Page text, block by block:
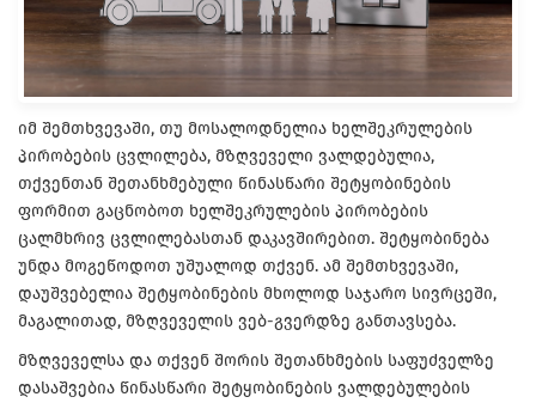
იმ შემთხვევაში, თუ მოსალოდნელია ხელშეკრულების
პირობების ცვლილება, მზღვეველი ვალდებულია,
თქვენთან შეთანხმებული წინასწარი შეტყობინების
ფორმით გაცნობოთ ხელშეკრულების პირობების
ცალმხრივ ცვლილებასთან დაკავშირებით. შეტყობინება
უნდა მოგეწოდოთ უშუალოდ თქვენ. ამ შემთხვევაში,
დაუშვებელია შეტყობინების მხოლოდ საჯარო სივრცეში,
მაგალითად, მზღვეველის ვებ-გვერდზე განთავსება.
მზღვეველსა და თქვენ შორის შეთანხმების საფუძველზე
დასაშვებია წინასწარი შეტყობინების ვალდებულების